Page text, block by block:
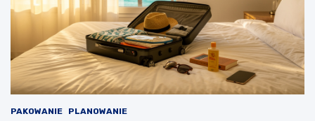
PAKOWANIE PLANOWANIE